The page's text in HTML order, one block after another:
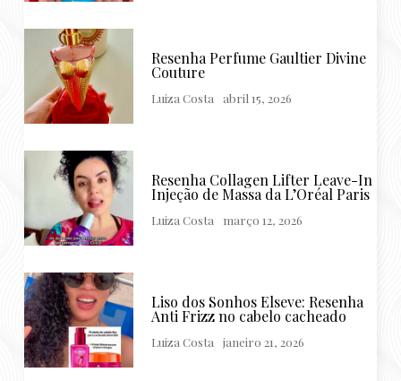
Resenha Perfume Gaultier Divine
Couture
Luiza Costa abril 15, 2026
Resenha Collagen Lifter Leave-In
Injeção de Massa da L’Oréal Paris
Luiza Costa março 12, 2026
Liso dos Sonhos Elseve: Resenha
Anti Frizz no cabelo cacheado
Luiza Costa janeiro 21, 2026